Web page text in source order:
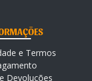
e Termos
Devoluções